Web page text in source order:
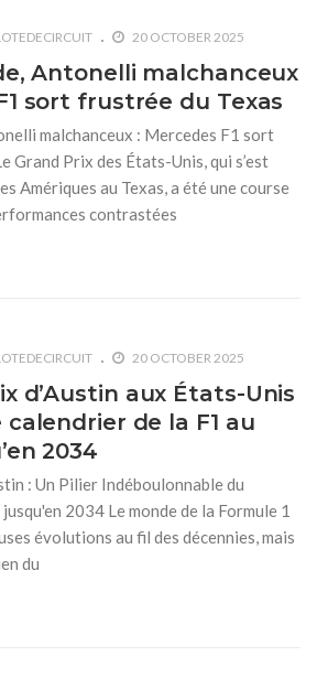
20 OCTOBER 2025
Antonelli malchanceux
sort frustrée du Texas
malchanceux : Mercedes F1 sort
Grand Prix des États-Unis, qui s’est
Amériques au Texas, a été une course
contrastées
20 OCTOBER 2025
d’Austin aux États-Unis
calendrier de la F1 au
2034
: Un Pilier Indéboulonnable du
2034 Le monde de la Formule 1
évolutions au fil des décennies, mais
du